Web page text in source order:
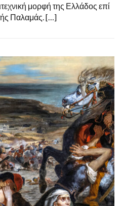
μορφή της Ελλάδος επί
Παλαμάς. […]